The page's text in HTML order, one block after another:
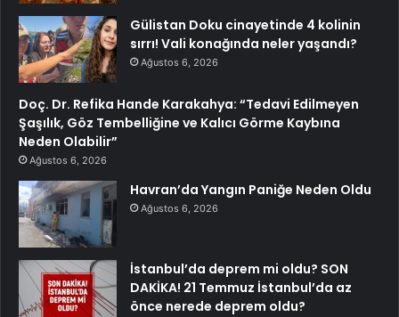
Gülistan Doku cinayetinde 4 kolinin
sırrı! Vali konağında neler yaşandı?
Ağustos 6, 2026
Doç. Dr. Refika Hande Karakahya: “Tedavi Edilmeyen
Şaşılık, Göz Tembelliğine ve Kalıcı Görme Kaybına
Neden Olabilir”
Ağustos 6, 2026
Havran’da Yangın Paniğe Neden Oldu
Ağustos 6, 2026
İstanbul’da deprem mi oldu? SON
DAKİKA! 21 Temmuz İstanbul’da az
önce nerede deprem oldu?